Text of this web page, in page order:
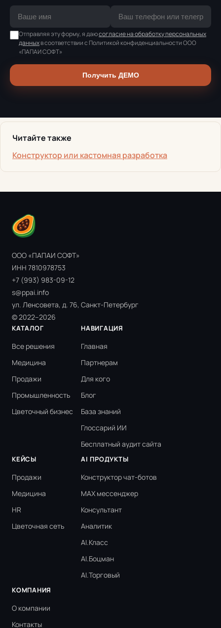
Отправляя эту форму, я даюсогласие на обработку персональных
данныхв соответствии с Политикой конфиденциальности ООО
«ПАПАИ СОФТ»
Получить ДЕМО
Читайте также
Конструктор или кастомная разработка
ООО «ПАПАИ СОФТ»
ИНН 7810978753
+7 (993) 983-09-12
s@ppai.info
ул. Ленсовета, д. 76, Санкт-Петербург
© 2022–2026
КАТАЛОГ
Все решения
Медицина
Продажи
Промышленность
Цветочный бизнес
НАВИГАЦИЯ
Главная
Партнерам
Для кого
Блог
База знаний
Глоссарий ИИ
Бесплатный аудит сайта
КЕЙСЫ
Продажи
Медицина
HR
Цветочная сеть
AI ПРОДУКТЫ
Конструктор чат-ботов
MAX мессенджер
Консультант
Аналитик
AI.Класс
AI.Боцман
AI.Торговый
КОМПАНИЯ
О компании
Контакты